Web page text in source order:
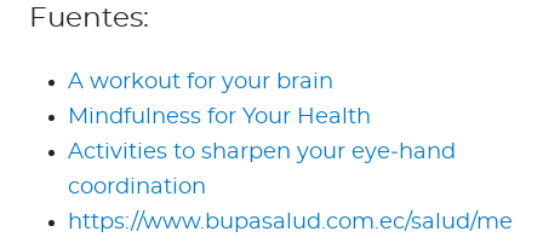
Fuentes:
A workout for your brain
Mindfulness for Your Health
Activities to sharpen your eye‑hand
coordination
https://www.bupasalud.com.ec/salud/me